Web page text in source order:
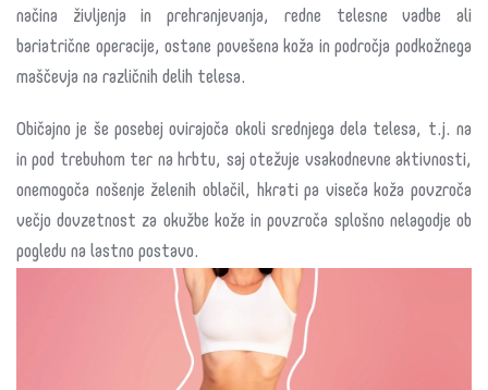
načina življenja in prehranjevanja, redne telesne vadbe ali
bariatrične operacije, ostane povešena koža in področja podkožnega
maščevja na različnih delih telesa.
Običajno je še posebej ovirajoča okoli srednjega dela telesa, t.j. na
in pod trebuhom ter na hrbtu, saj otežuje vsakodnevne aktivnosti,
onemogoča nošenje želenih oblačil, hkrati pa viseča koža povzroča
večjo dovzetnost za okužbe kože in povzroča splošno nelagodje ob
pogledu na lastno postavo.